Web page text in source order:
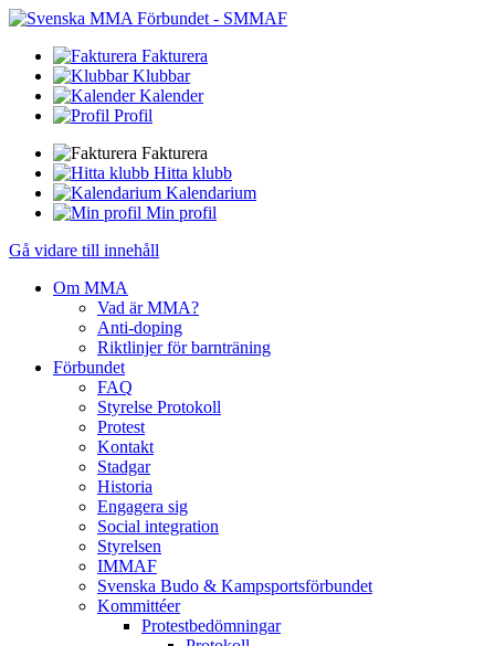
Fakturera
Klubbar
Kalender
Profil
Fakturera
Hitta klubb
Kalendarium
Min profil
Gå vidare till innehåll
Om MMA
Vad är MMA?
Anti-doping
Riktlinjer för barnträning
Förbundet
FAQ
Styrelse Protokoll
Protest
Kontakt
Stadgar
Historia
Engagera sig
Social integration
Styrelsen
IMMAF
Svenska Budo & Kampsportsförbundet
Kommittéer
Protestbedömningar